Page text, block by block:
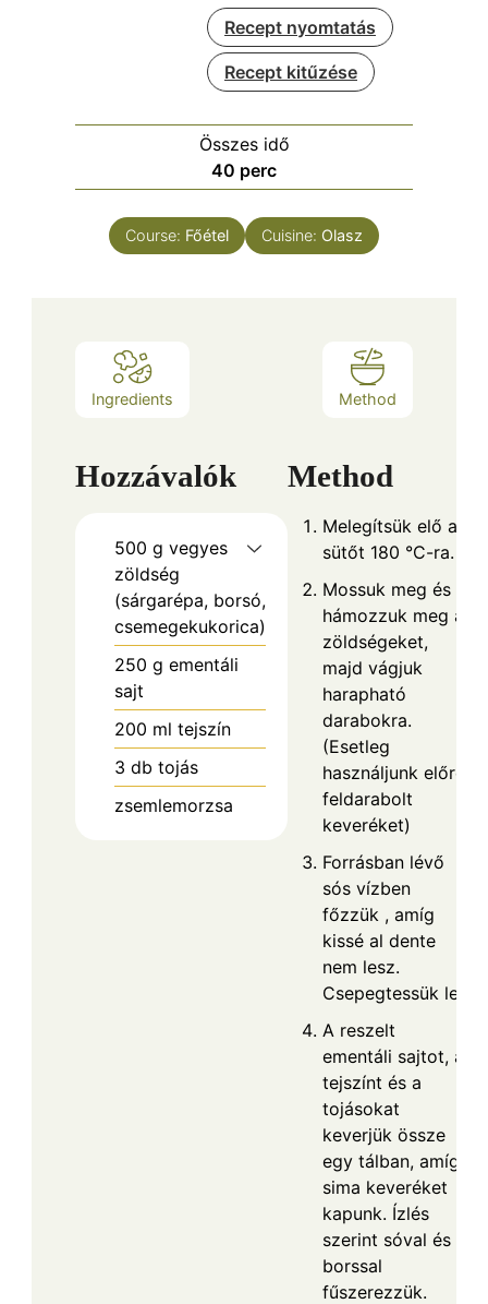
Recept nyomtatás
Recept kitűzése
Összes idő
40 perc
perc
Course: Főétel Cuisine: Olasz
Ingredients Method
Hozzávalók
500 g vegyes
zöldség
(sárgarépa, borsó,
csemegekukorica)
250 g ementáli
sajt
200 ml tejszín
3 db tojás
zsemlemorzsa
Method
Melegítsük elő a
sütőt 180 °C-ra.
Mossuk meg és
hámozzuk meg a
zöldségeket,
majd vágjuk
harapható
darabokra.
(Esetleg
használjunk előre
feldarabolt
keveréket)
Forrásban lévő
sós vízben
főzzük , amíg
kissé al dente
nem lesz.
Csepegtessük le.
A reszelt
ementáli sajtot, a
tejszínt és a
tojásokat
keverjük össze
egy tálban, amíg
sima keveréket
kapunk. Ízlés
szerint sóval és
borssal
fűszerezzük.